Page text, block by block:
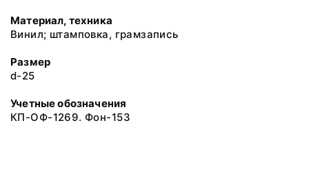
Материал, техника
Винил; штамповка, грамзапись
Размер
d-25
Учетные обозначения
КП-ОФ-1269. Фон-153